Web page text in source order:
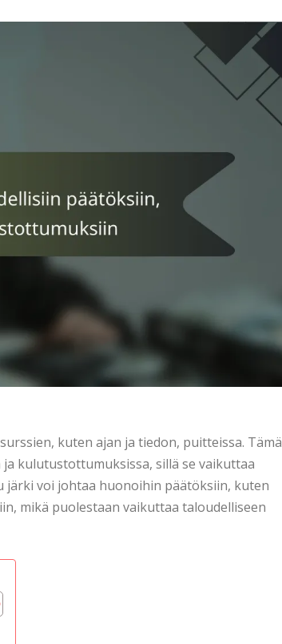
kuten ajan ja tiedon, puitteissa. Tämä
kulutustottumuksissa, sillä se vaikuttaa
järki voi johtaa huonoihin päätöksiin, kuten
mikä puolestaan vaikuttaa taloudelliseen